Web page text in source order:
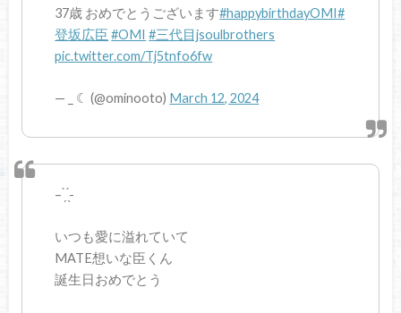
37歳 おめでとうございます#happybirthdayOMI#
登坂広臣 #OMI #三代目jsoulbrothers
pic.twitter.com/Tj5tnfo6fw
— _ ☾︎ (@ominooto) March 12, 2024
– ̗̀ ̖́-
いつも愛に溢れていて
MATE想いな臣くん
誕生日おめでとう